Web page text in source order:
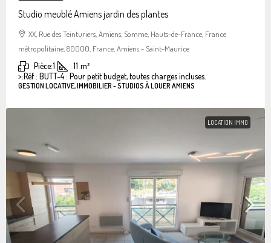
Studio meublé Amiens jardin des plantes
XX, Rue des Teinturiers, Amiens, Somme, Hauts-de-France, France
métropolitaine, 80000, France, Amiens - Saint-Maurice
Pièce:1 11 m²
>:Réf : BUTT-4 : Pour petit budget, toutes charges incluses.
GESTION LOCATIVE, IMMOBILIER - STUDIOS À LOUER AMIENS
LOCATION IMMO